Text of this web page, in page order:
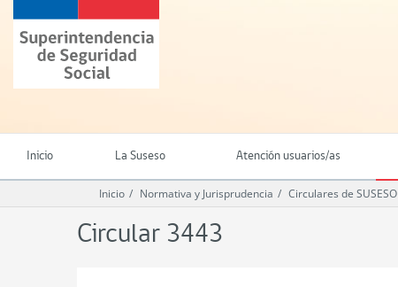
contenido
principal
Superintendencia
de
Seguridad
(SUSESO)
Chile
Inicio La Suseso Atención usuarios/as
Inicio Normativa y Jurisprudencia Circulares de SUSESO
Circular 3443